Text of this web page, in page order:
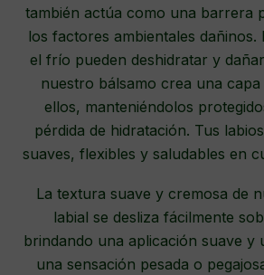
también actúa como una barrera
los factores ambientales dañinos.
el frío pueden deshidratar y
nuestro bálsamo crea una
ellos, manteniéndolos
pérdida de hidratación. Tus
suaves, flexibles y saludables en
La textura suave y cremosa de
labial se desliza fácilmente
brindando una aplicación suave y
una sensación pesada o